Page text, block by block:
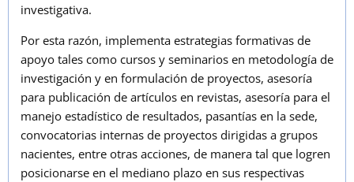
investigativa.
Por esta razón, implementa estrategias formativas de
apoyo tales como cursos y seminarios en metodología de
investigación y en formulación de proyectos, asesoría
para publicación de artículos en revistas, asesoría para el
manejo estadístico de resultados, pasantías en la sede,
convocatorias internas de proyectos dirigidas a grupos
nacientes, entre otras acciones, de manera tal que logren
posicionarse en el mediano plazo en sus respectivas